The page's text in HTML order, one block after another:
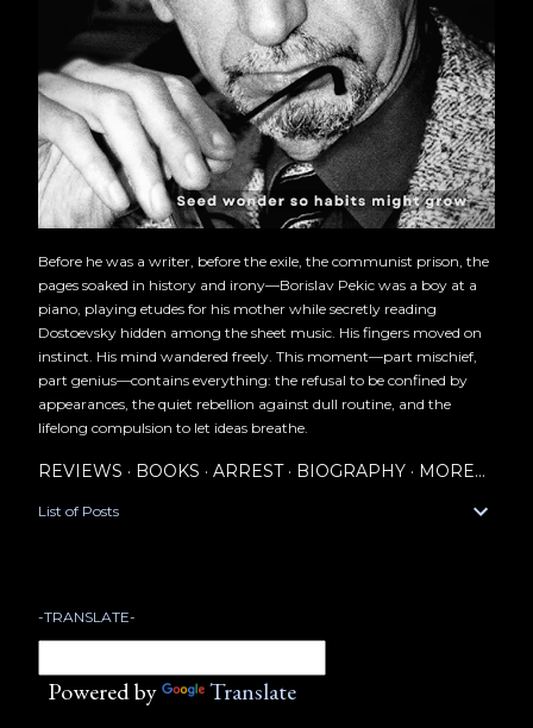
Before he was a writer, before the exile, the communist prison, the
pages soaked in history and irony—Borislav Pekic was a boy at a
piano, playing etudes for his mother while secretly reading
Dostoevsky hidden among the sheet music. His fingers moved on
instinct. His mind wandered freely. This moment—part mischief,
part genius—contains everything: the refusal to be confined by
appearances, the quiet rebellion against dull routine, and the
lifelong compulsion to let ideas breathe.
REVIEWS BOOKS ARREST BIOGRAPHY MORE…
List of Posts
-TRANSLATE-
Powered by Translate